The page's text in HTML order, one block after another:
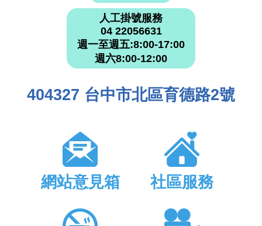
人工掛號服務
04 22056631
週一至週五:8:00-17:00
週六8:00-12:00
404327 台中市北區育德路2號
網站意見箱 社區服務